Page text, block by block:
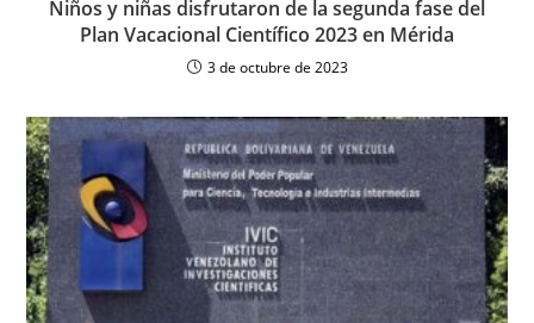
Niños y niñas disfrutaron de la segunda fase del
Plan Vacacional Científico 2023 en Mérida
3 de octubre de 2023